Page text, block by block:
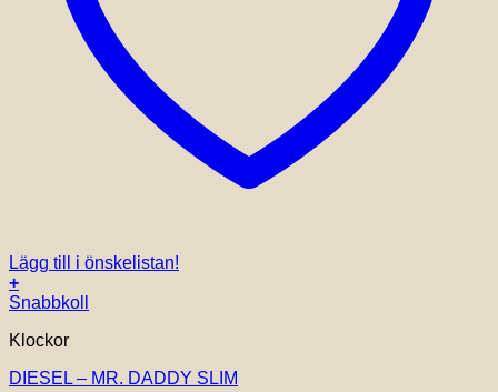
Lägg till i önskelistan!
+
Snabbkoll
Klockor
DIESEL – MR. DADDY SLIM